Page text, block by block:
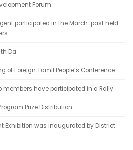
Forum
participated in the March-past held
Da
of Foreign Tamil People’s Conference
members have participated in a Rally
Prize Distribution
Exhibition was inaugurated by District